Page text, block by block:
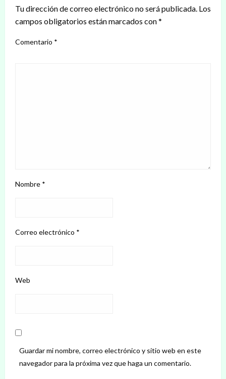
Tu dirección de correo electrónico no será publicada. Los
campos obligatorios están marcados con*
Comentario *
Nombre *
Correo electrónico *
Web
Guardar mi nombre, correo electrónico y sitio web en este
navegador para la próxima vez que haga un comentario.